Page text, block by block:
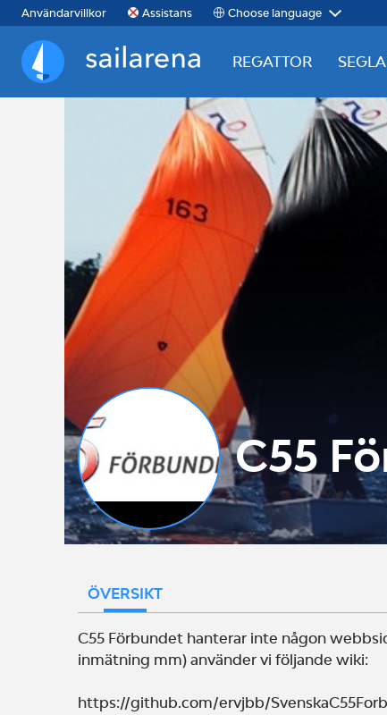
Användarvillkor Assistans Choose language
Sailarena
REGATTOR
C55
ÖVERSIKT
C55 Förbundet hanterar inte någon
inmätning mm) använder vi följande wiki:
https://github.com/ervjbb/